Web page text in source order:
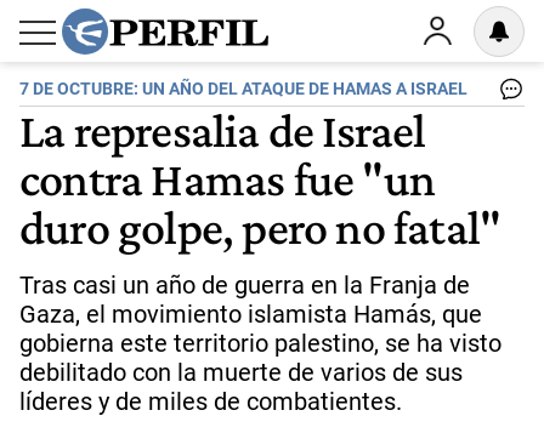
7 DE OCTUBRE: UN AÑO DEL ATAQUE DE HAMAS A ISRAEL
La represalia de Israel
contra Hamas fue "un
duro golpe, pero no fatal"
Tras casi un año de guerra en la Franja de
Gaza, el movimiento islamista Hamás, que
gobierna este territorio palestino, se ha visto
debilitado con la muerte de varios de sus
líderes y de miles de combatientes.